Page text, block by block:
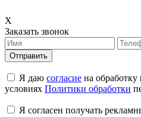
X
Заказать звонок
Отправить
Я даю согласие на
условиях Политики обработки
Я согласен получать